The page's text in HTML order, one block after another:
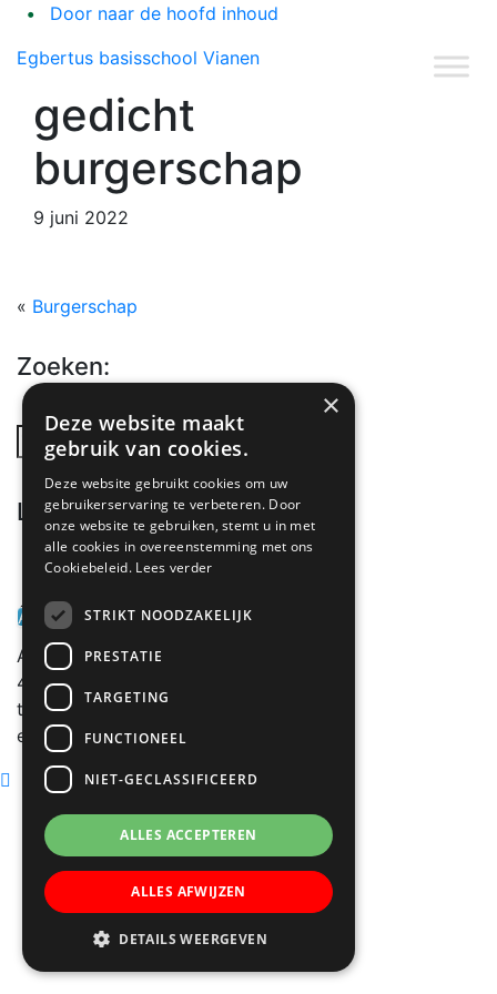
Door naar de hoofd inhoud
Egbertus basisschool Vianen
gedicht
burgerschap
9 juni 2022
« Burgerschap
Zoeken:
Zoek
op
deze
website
Laatste nieuws:
Alle berichten
Contact
Achterstraat 30
4132 VE Vianen
tel. 0347-371764
email:administratie@egbertusvianen.nl
×
Deze website maakt
gebruik van cookies.
Deze website gebruikt cookies om uw
gebruikerservaring te verbeteren. Door
onze website te gebruiken, stemt u in met
alle cookies in overeenstemming met ons
Cookiebeleid. Lees verder
STRIKT NOODZAKELIJK
PRESTATIE
TARGETING
FUNCTIONEEL
NIET-GECLASSIFICEERD
ALLES ACCEPTEREN
ALLES AFWIJZEN
DETAILS WEERGEVEN